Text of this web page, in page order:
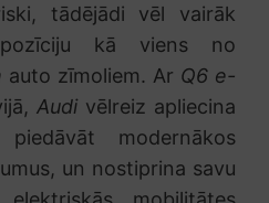
tādējādi vēl vairāk
kā viens no
auto zīmoliem. Ar Q6 e-
Audivēlreiz apliecina
modernākos
un nostiprina savu